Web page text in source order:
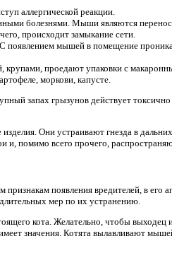
аллергической реакции.
болезнями. Мыши являются
происходит замыкание сети.
появлением мышей в помещение
проедают упаковки с
моркови, капусте.
запах грызунов действует
Они устраивают гнезда в
и, помимо всего прочего,
появления вредителей, в его
мер по их устранению.
кота. Желательно, чтобы выходец
значения. Котята вылавливают